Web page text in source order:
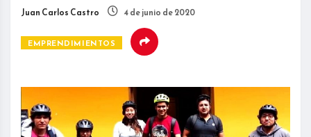
Juan Carlos Castro 4 de junio de 2020
EMPRENDIMIENTOS